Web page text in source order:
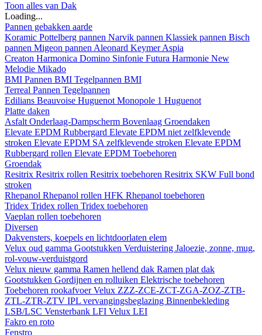
Toon alles van Dak
Loading...
Pannen gebakken aarde
Koramic Pottelberg pannen Narvik pannen Klassiek pannen Bisch
pannen Migeon pannen Aleonard KeymerAspia
Creaton Harmonica Domino Sinfonie Futura Harmonie New
Melodie Mikado
BMI Pannen BMI Tegelpannen BMI
Terreal Pannen Tegelpannen
Edilians Beauvoise Huguenot Monopole 1 Huguenot
Platte daken
Asfalt Onderlaag-Dampscherm Bovenlaag Groendaken
Elevate EPDM Rubbergard Elevate EPDM niet zelfklevende
stroken Elevate EPDM SA zelfklevende stroken Elevate EPDM
Rubbergard rollen Elevate EPDM Toebehoren
Groendak
Resitrix Resitrix rollen Resitrix toebehoren Resitrix SKW Full bond
stroken
Rhepanol Rhepanol rollen HFK Rhepanol toebehoren
Tridex Tridex rollen Tridex toebehoren
Vaeplan rollen toebehoren
Diversen
Dakvensters, koepels en lichtdoorlaten elem
Velux oud gamma Gootstukken Verduistering Jaloezie, zonne, mug,
rol-vouw-verduistgord
Velux nieuw gamma Ramen hellend dak Ramen plat dak
Gootstukken Gordijnen en rolluiken Elektrische toebehoren
Toebehoren rookafvoerVelux ZZZ-ZCE-ZCT-ZGA-ZOZ-ZTB-
ZTL-ZTR-ZTV IPL vervangingsbeglazing Binnenbekleding
LSB/LSC Vensterbank LFI Velux LEI
Fakro en roto
Fenstro